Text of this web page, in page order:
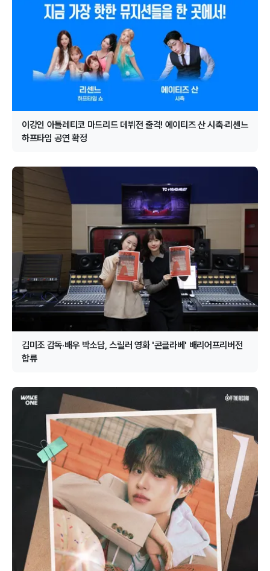
이강인 아틀레티코 마드리드 데뷔전 출격! 에이티즈 산 시축·리센느
하프타임 공연 확정
김미조 감독·배우 박소담, 스릴러 영화 '콘클라베' 배리어프리버전
합류